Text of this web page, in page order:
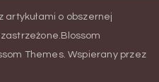
artykułami o obszernej
Blossom
Themes. Wspierany przez